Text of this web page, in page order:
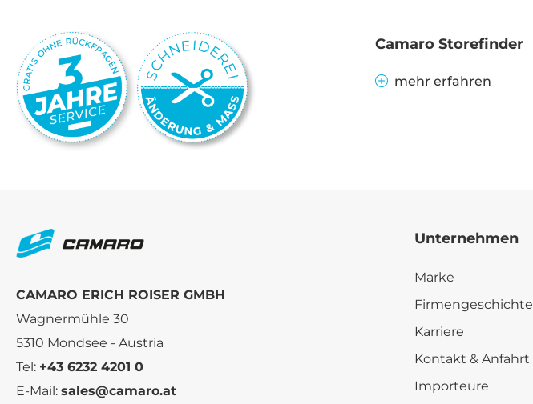
Camaro Storefinder
mehr erfahren
CAMARO ERICH ROISER GMBH
Wagnermühle 30
5310 Mondsee - Austria
Tel: +43 6232 4201 0
E-Mail: sales@camaro.at
Unternehmen
Marke
Firmengeschichte
Karriere
Kontakt & Anfahrt
Importeure